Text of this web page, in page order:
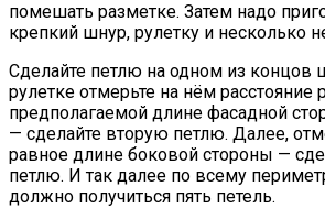
помешать разметке. Затем надо
крепкий шнур, рулетку и несколько
Сделайте петлю на одном из концов
рулетке отмерьте на нём расстояние
предполагаемой длине фасадной
— сделайте вторую петлю. Далее,
равное длине боковой стороны —
петлю. И так далее по всему
должно получиться пять петель.